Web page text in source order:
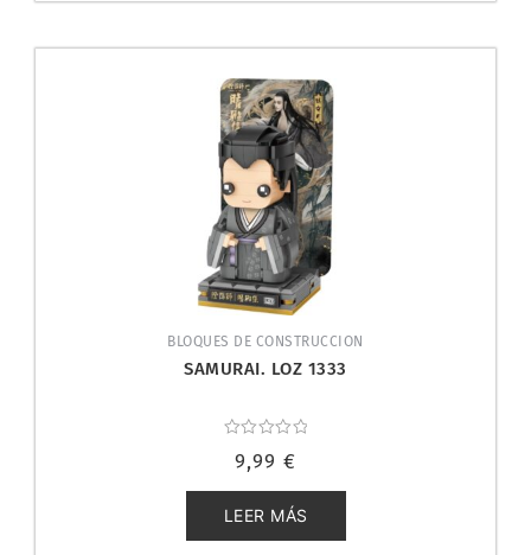
BLOQUES DE CONSTRUCCION
SAMURAI. LOZ 1333
con
de
5
9,99 €
LEER MÁS